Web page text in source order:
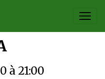
à 21:00